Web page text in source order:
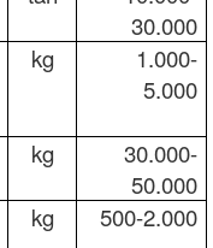
30.000
kg
1.000-
5.000
kg
30.000-
50.000
kg 500-2.000